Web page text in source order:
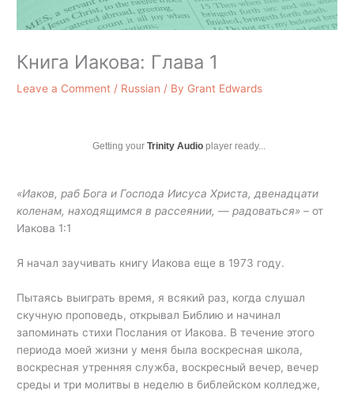
Книга Иакова: Глава 1
Leave a Comment / Russian / By Grant Edwards
Getting your Trinity Audioplayer ready...
«Иаков, раб Бога и Господа Иисуса Христа, двенадцати
коленам, находящимся в рассеянии, — радоваться» –от
Иаковa 1:1
Я начал заучивать книгу Иакова еще в 1973 году.
Пытаясь выиграть время, я всякий раз, когда слушал
скучную проповедь, открывал Библию и начинал
запоминать стихи Послания от Иакова. В течение этого
периода моей жизни у меня была воскресная школа,
воскресная утренняя служба, воскресный вечер, вечер
среды и три молитвы в неделю в библейском колледже,